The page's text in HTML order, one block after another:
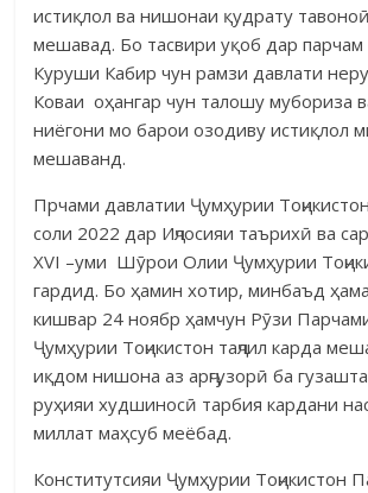
истиқлол ва нишонаи қудрату
мешавад. Бо тасвири уқоб дар парчам
Куруши Кабир чун рамзи давлати
Коваи оҳангар чун талошу мубориза
ниёгони мо барои озодиву истиқлол
мешаванд.
Прчами давлатии Ҷумҳурии
соли 2022 дар Иҷлосияи таърихӣ ва
XVI –уми Шӯрои Олии Ҷумҳурии
гардид. Бо ҳамин хотир, минбаъд
кишвар 24 ноябр ҳамчун Рӯзи
Ҷумҳурии Тоҷикистон таҷлил карда
иқдом нишона аз арҷгузорӣ ба
руҳияи худшиносӣ тарбия кардани
миллат маҳсуб меёбад.
Конститутсияи Ҷумҳурии Тоҷикистон